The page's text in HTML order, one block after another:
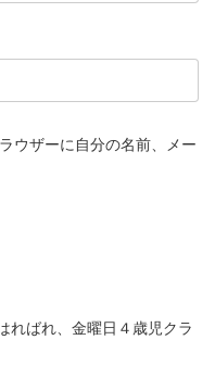
ウザーに自分の名前、メー
ればれ、金曜日４歳児クラ